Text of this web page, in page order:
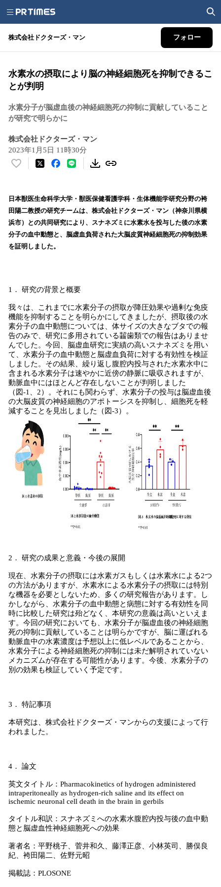
株式会社ドクターズ・マン フォロー
水素水の摂取により脳の神経細胞死を抑制できるこ
とが判明
水素分子が脳虚血後の神経細胞死の抑制に貢献していること
が研究で明らかに
株式会社ドクターズ・マン
2023年1月5日 11時30分
い
！
数
を
読
込
す
日本獣医生命科学大学・獣医保健看護学科・生体機能学研究分野の袴
田陽二教授の研究チームは、株式会社ドクターズ・マン（神奈川県横
浜市）との共同研究により、スナネズミに水素水を投与した後の水素
分子の血中動態と、脳虚血負荷された大脳皮質神経細胞死の抑制効果
を証明しました。
1． 研究の背景と概要
我々は、これまでに水素分子の摂取が降圧効果や過剰な免疫
機能を抑制することを明らかにしてきましたが、摂取後の水
素分子の血中動態については、体サイズの大きなブタでの報
告のみで、研究に多用されている齧歯類での報告はありませ
んでした。今回、脳虚血研究に実績の高いスナネズミを用い
て、水素分子の血中動態と脳虚血負荷に対する有効性を検証
しました。その結果、繰り返し腹腔内投与された水素水中に
含まれる水素分子は速やかに近傍の静脈に吸収されますが、
動脈血中にはほとんど存在しないことが判明しました
（図-1、2）。それにも関わらず、水素分子の投与は脳虚血後
の大脳皮質の神経細胞のアポトーシスを抑制し、細胞死を軽
減することを見出しました（図-3）。
2． 研究の成果と意義・今後の展開
現在、水素分子の摂取には水素ガスもしくは水素水による2つ
の方法がありますが、水素水による水素分子の摂取には特別
な機器を必要としないため、多くの研究報告があります。し
かしながら、水素分子の血中動態と病態に対する有効性を同
時に比較した研究は殆どなく、本研究の意義は高いといえま
す。今回の研究においても、水素分子が脳虚血後の神経細胞
死の抑制に貢献していることは明らかですが、脳に運ばれる
動脈血中の水素濃度は予想以上に低レベルであることから、
水素分子による神経細胞死の抑制には未だ解明されていない
メカニズムが存在する可能性があります。今後、水素分子の
別の効果も検証していく予定です。
3． 特記事項
本研究は、株式会社ドクターズ・マンからの支援によって行
われました。
4． 論文
英文タイトル：Pharmacokinetics of hydrogen administered
intraperitoneally as hydrogen-rich saline and its effect on
ischemic neuronal cell death in the brain in gerbils
タイトル和訳：スナネズミへの水素水腹腔内投与後の血中動
態と脳虚血性神経細胞死への効果
著者名：平野桃子、菅井和久、藤澤正彦、小林英司、勝俣良
紀、袴田陽二、佐野元昭
掲載誌：PLOSONE